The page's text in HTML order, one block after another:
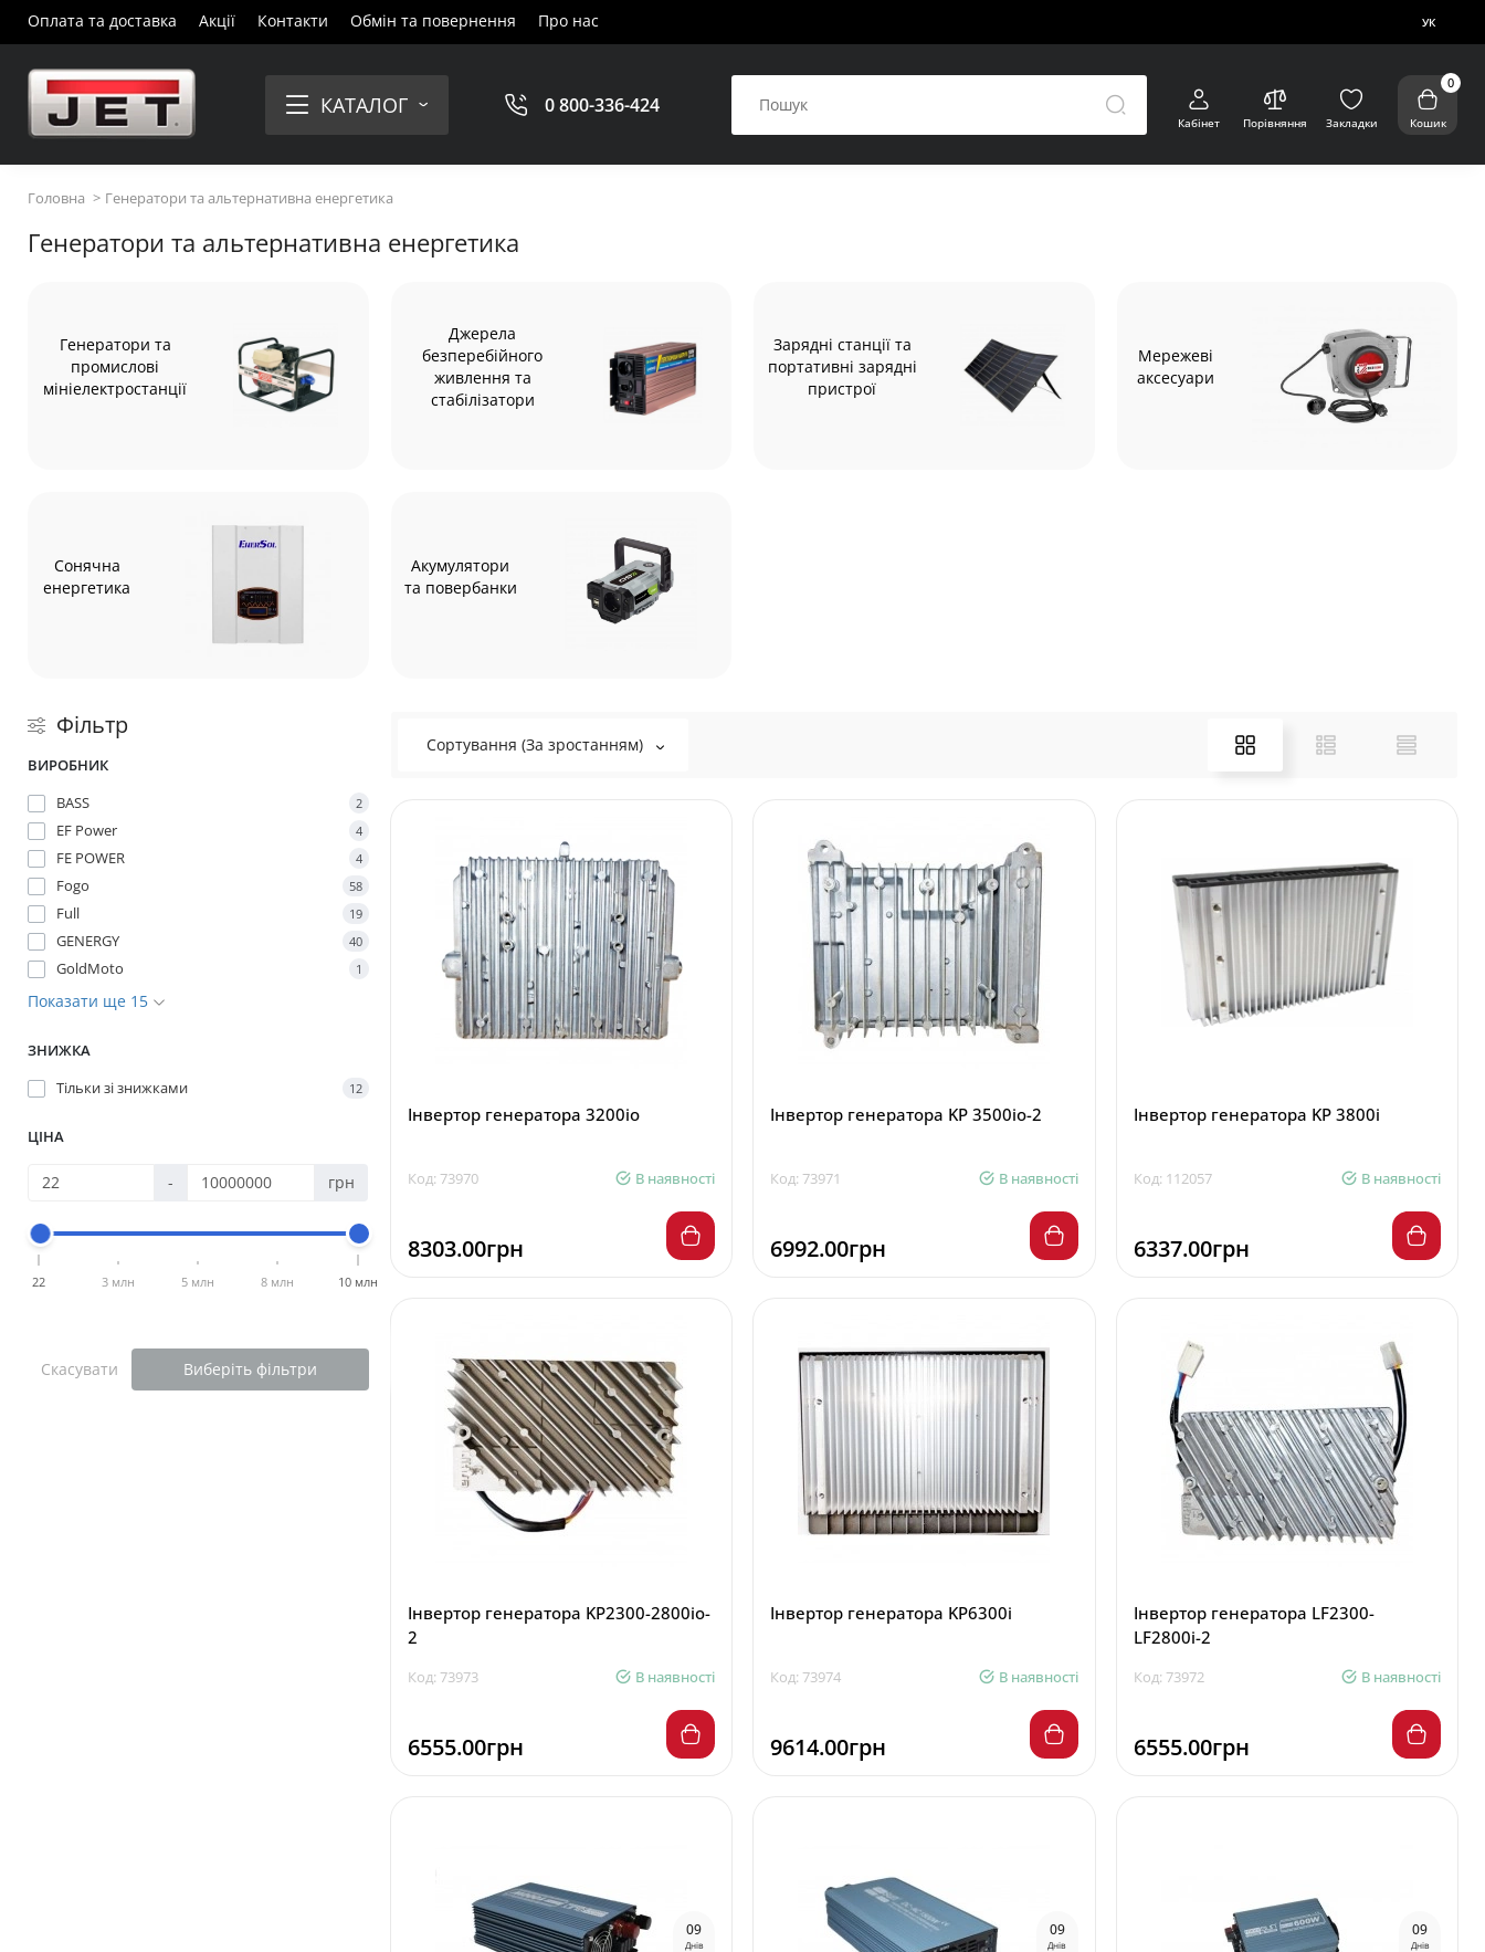
Оплата та доставка Акції Контакти Обмін та повернення Про нас УК
КАТАЛОГ 0 800-336-424
Кабінет Порівняння Закладки
0
Кошик
Головна Генератори та альтернативна енергетика
Генератори та альтернативна енергетика
Генератори та
промислові
мініелектростанції
Джерела
безперебійного
живлення та
стабілізатори
Зарядні станції та
портативні зарядні
пристрої
Мережеві
аксесуари
Сонячна
енергетика
Акумулятори
та повербанки
Фільтр
ВИРОБНИК
BASS
2
EF Power 4
FE POWER 4
Fogo 58
Full 19
GENERGY 40
GoldMoto 1
Показати ще 15
ЗНИЖКА
Тільки зі знижками
12
ЦІНА
- грн
22 3 млн 5 млн 8 млн 10 млн
Скасувати Виберіть фільтри
Сортування (За зростанням)
Інвертор генератора 3200io
Код: 73970 В наявності
8303.00грн
Інвертор генератора KP 3500io-2
Код: 73971 В наявності
6992.00грн
Інвертор генератора KP 3800i
Код: 112057 В наявності
6337.00грн
Інвертор генератора KP2300-2800io-
2
Код: 73973 В наявності
6555.00грн
Інвертор генератора KP6300i
Код: 73974 В наявності
9614.00грн
Інвертор генератора LF2300-
LF2800i-2
Код: 73972 В наявності
6555.00грн
09
Днів
09
Днів
09
Днів